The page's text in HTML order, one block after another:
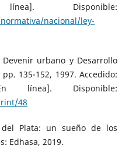
Disponible:
nacional/ley-
urbano y Desarrollo
135-152, 1997. Accedido:
Disponible:
48
Plata: un sueño de los
Edhasa, 2019.